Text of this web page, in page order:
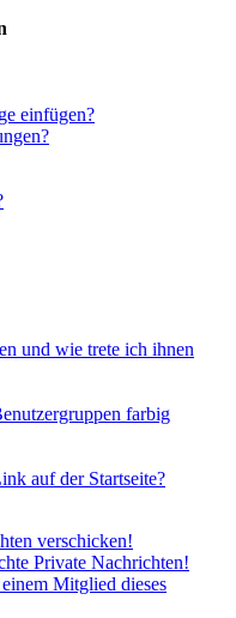
einfügen?
und wie trete ich ihnen
farbig
auf der Startseite?
verschicken!
Private Nachrichten!
Mitglied dieses